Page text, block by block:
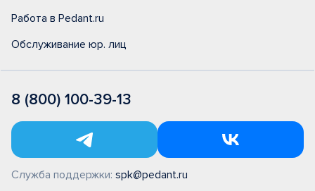
Работа в Pedant.ru
Обслуживание юр. лиц
8 (800) 100-39-13
Служба поддержки: spk@pedant.ru